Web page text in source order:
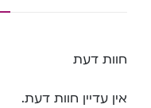
חוות דעת
אין עדיין חוות דעת.